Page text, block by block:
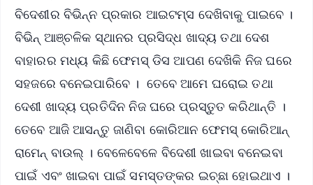
ବିଦେଶୀର ବିଭିନ୍ନ ପ୍ରକାର ଆଇଟମ୍ସ ଦେଖିବାକୁ ପାଇବେ ।
ବିଭିନ୍ ଆଞ୍ଚଳିକ ସ୍ଥାନର ପ୍ରସିଦ୍ଧ ଖାଦ୍ୟ ତଥା ଦେଶ
ବାହାରର ମଧ୍ୟ କିଛି ଫେମସ୍ ଡିସ ଆପଣ ଦେଖିକି ନିଜ ଘରେ
ସହଜରେ ବନେଇପାରିବେ । ତେବେ ଆମେ ଘରୋଇ ତଥା
ଦେଶୀ ଖାଦ୍ୟ ପ୍ରତିଦିନ ନିଜ ଘରେ ପ୍ରସ୍ତୁତ କରିଥାନ୍ତି ।
ତେବେ ଆଜି ଆସନ୍ତୁ ଜାଣିବା କୋରିଆନ ଫେମସ୍ କୋରିଆନ୍
ରାମେନ୍ ବାଉଲ୍ । ବେଳେବେଳେ ବିଦେଶୀ ଖାଇବା ବନେଇବା
ପାଇଁ ଏବଂ ଖାଇବା ପାଇଁ ସମସ୍ତଙ୍କର ଇଚ୍ଛା ହୋଇଥାଏ ।